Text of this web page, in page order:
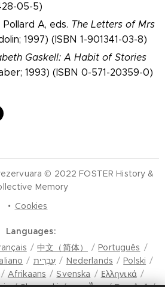
05-5)
A, eds. The Letters of Mrs
1997) (ISBN 1-901341-03-8)
Gaskell: A Habit of Stories
1993) (ISBN 0-571-20359-0)
© 2022 FOSTER History &
Memory
Cookies
Languages
中文（简体）
Português
עִבְרִית Nederlands
Polski
Afrikaans Svenska
Ελληνικά